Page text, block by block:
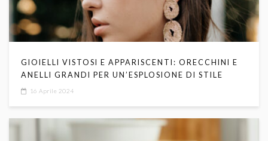
GIOIELLI VISTOSI E APPARISCENTI: ORECCHINI E
ANELLI GRANDI PER UN’ESPLOSIONE DI STILE
16 Aprile 2024